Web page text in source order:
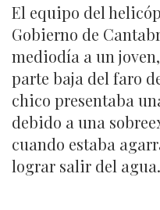
El equipo del
Gobierno de
mediodía a un
parte baja del faro
chico presentaba
debido a una
cuando estaba
lograr salir del agua.